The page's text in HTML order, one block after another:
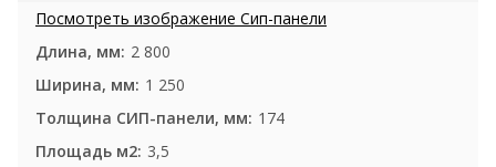
2 800
1 250
174
3,5